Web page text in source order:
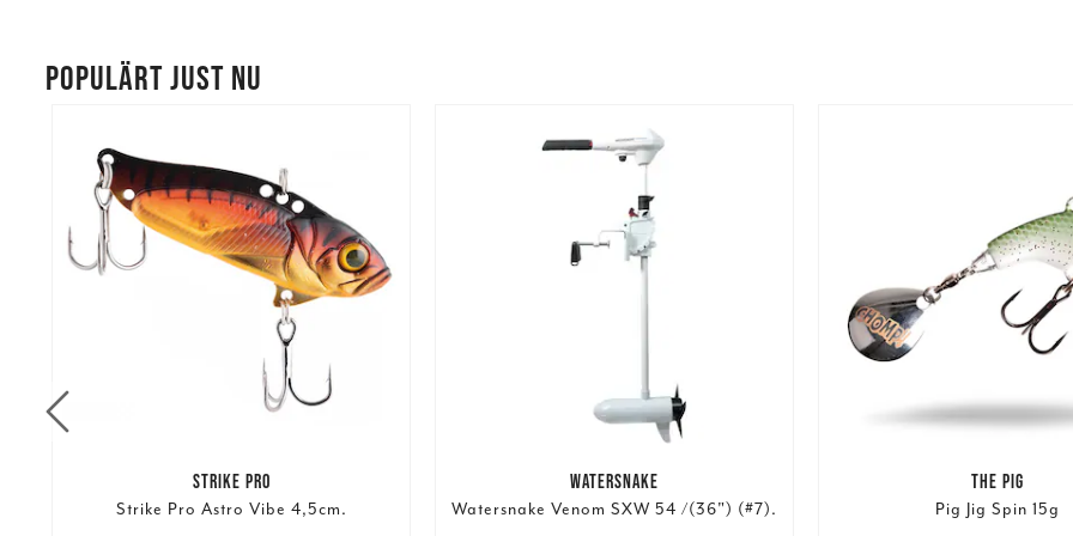
POPULÄRT JUST NU
STRIKE PRO
Strike Pro Astro Vibe 4,5cm.
WATERSNAKE
Watersnake Venom SXW 54 /(36") (#7).
THE PIG
Pig Jig Spin 15g